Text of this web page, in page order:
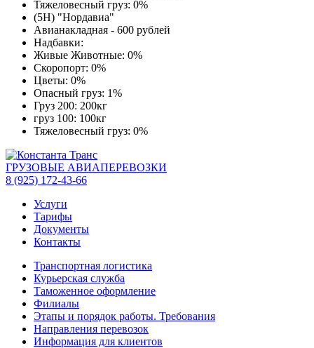
Тяжеловесный груз: 0%
(5Н) "Нордавиа"
Авианакладная - 600 рублей
Надбавки:
Живые Животные: 0%
Скоропорт: 0%
Цветы: 0%
Опасный груз: 1%
Груз 200: 200кг
груз 100: 100кг
Тяжеловесный груз: 0%
ГРУЗОВЫЕ АВИАПЕРЕВОЗКИ
8 (925) 172-43-66
Услуги
Тарифы
Документы
Контакты
Транспортная логистика
Курьерская служба
Таможенное оформление
Филиалы
Этапы и порядок работы. Требования
Направления перевозок
Информация для клиентов